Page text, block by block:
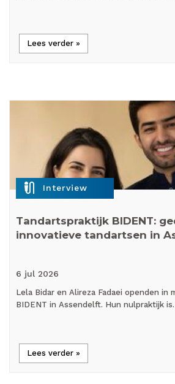
Lees verder »
mic_external_on Interview
Tandartspraktijk BIDENT:
innovatieve tandartsen in
6 jul 2026
Lela Bidar en Alireza Fadaei openden in
BIDENT in Assendelft. Hun nulpraktijk
Lees verder »